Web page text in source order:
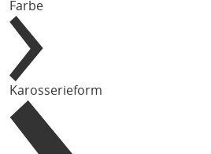
Farbe
Karosserieform